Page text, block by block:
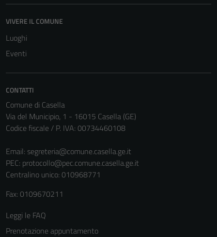
VIVERE IL COMUNE
Luoghi
Eventi
CONTATTI
Comune di Casella
Via del Municipio, 1 - 16015 Casella (GE)
Codice fiscale / P. IVA: 00734460108
Email: segreteria@comune.casella.ge.it
PEC: protocollo@pec.comune.casella.ge.it
Centralino unico: 010968771
Fax: 0109670211
Leggi le FAQ
Prenotazione appuntamento
del sito e non
Questi cookie
non raccolgono
personali.